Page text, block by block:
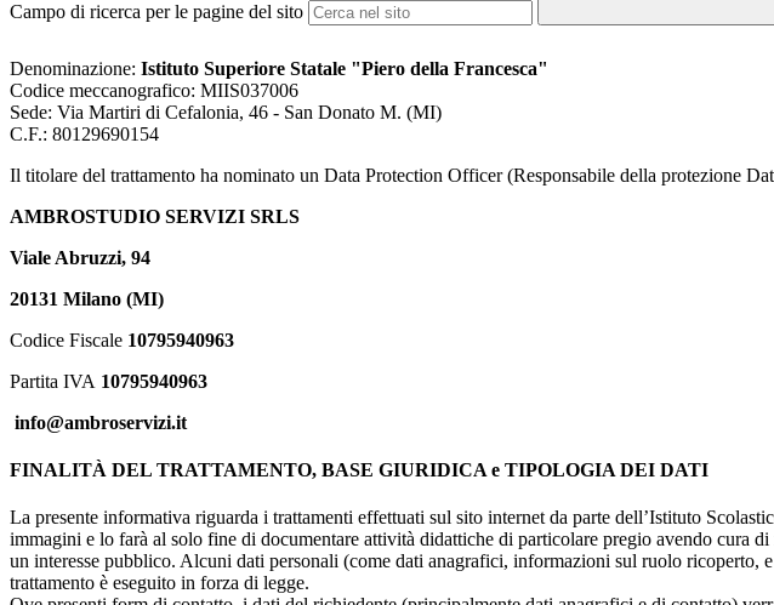
Campo di ricerca per le pagine del sito
Denominazione: Istituto Superiore Statale "Piero della Francesca"
Codice meccanografico: MIIS037006
Sede: Via Martiri di Cefalonia, 46 - San Donato M. (MI)
C.F.: 80129690154
Il titolare del trattamento ha nominato un Data Protection Officer (Responsabile della protezione
AMBROSTUDIO SERVIZI SRLS
Viale Abruzzi, 94
20131 Milano (MI)
Codice Fiscale 10795940963
Partita IVA 10795940963
info@ambroservizi.it
FINALITÀ DEL TRATTAMENTO, BASE GIURIDICA e TIPOLOGIA DEI DATI
La presente informativa riguarda i trattamenti effettuati sul sito internet da parte dell’Istituto
immagini e lo farà al solo fine di documentare attività didattiche di particolare pregio avendo cura
un interesse pubblico. Alcuni dati personali (come dati anagrafici, informazioni sul ruolo
trattamento è eseguito in forza di legge.